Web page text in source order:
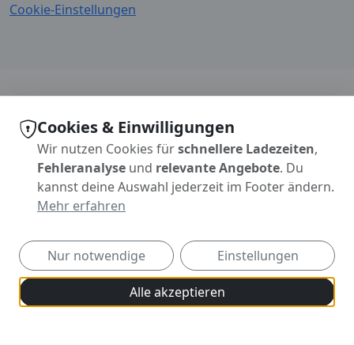
Cookies & Einwilligungen
Wir nutzen Cookies fürschnellere Ladezeiten,
Fehleranalyse und relevante Angebote. Du
kannst deine Auswahl jederzeit im Footer ändern.
Mehr erfahren
Nur notwendige Einstellungen
Alle akzeptieren
Cookie-Einstellungen